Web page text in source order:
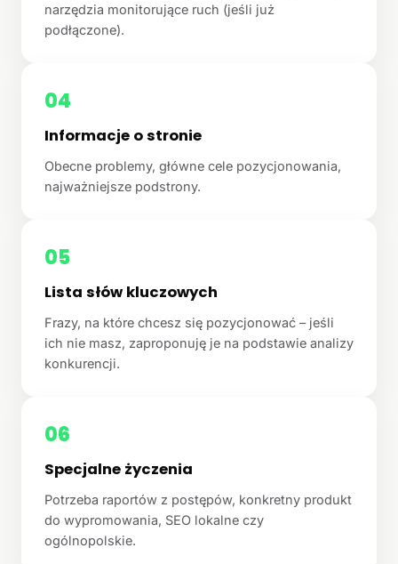
narzędzia monitorujące ruch (jeśli już
podłączone).
04
Informacje o stronie
Obecne problemy, główne cele pozycjonowania,
najważniejsze podstrony.
05
Lista słów kluczowych
Frazy, na które chcesz się pozycjonować – jeśli
ich nie masz, zaproponuję je na podstawie analizy
konkurencji.
06
Specjalne życzenia
Potrzeba raportów z postępów, konkretny produkt
do wypromowania, SEO lokalne czy
ogólnopolskie.